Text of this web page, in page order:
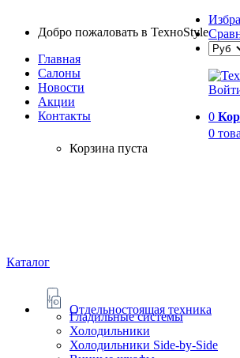
Добро пожаловать в TexноStyle
Главная
Салоны
Новости
Aкции
Контакты
0
0
Корзина пуста
Каталог
Отдельностоящая техника
Гладильные системы
Холодильники
Холодильники Side-by-Side